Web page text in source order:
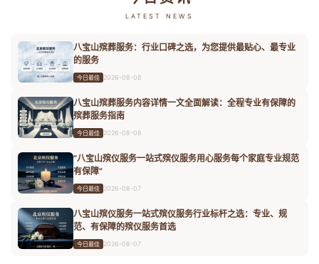
LATEST NEWS
八宝山殡葬服务：行业口碑之选，为您提供最贴心、最专业
的服务
今日最佳 2026-08-08
八宝山殡葬服务内容详情一文全面解读：全程专业有保障的
殡葬服务指南
今日最佳 2026-08-08
“八宝山殡仪服务一站式殡仪服务用心服务每个家庭专业规范
有保障”
今日最佳 2026-08-07
八宝山殡仪服务一站式殡仪服务行业标杆之选：专业、规
范、有保障的殡仪服务首选
今日最佳 2026-08-07